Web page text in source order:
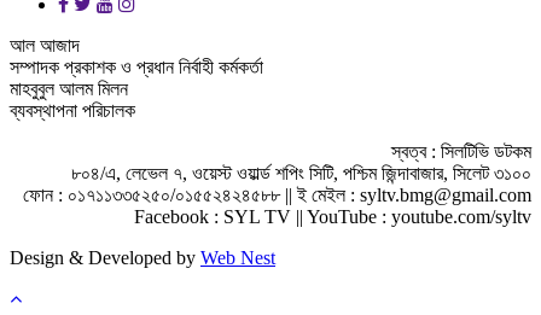
আল আজাদ
সম্পাদক প্রকাশক ও প্রধান নির্বাহী কর্মকর্তা
মাহবুবুল আলম মিলন
ব্যবস্থাপনা পরিচালক
স্বত্ব : সিলটিভি ডটকম
৮০৪/এ, লেভেল ৭, ওয়েস্ট ওয়ার্ল্ড শপিং সিটি, পশ্চিম জিন্দাবাজার, সিলেট ৩১০০
ফোন : ০১৭১১৩৩৫২৫০/০১৫৫২৪২৪৫৮৮ || ই মেইল : syltv.bmg@gmail.com
Facebook : SYL TV || YouTube : youtube.com/syltv
Design & Developed by Web Nest